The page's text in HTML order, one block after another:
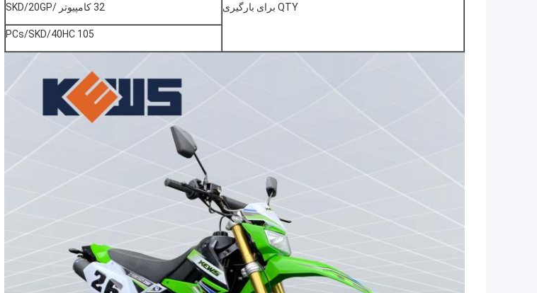
QTY برای بارگیری 32 کامپیوتر /SKD/20GP
105 PCs/SKD/40HC